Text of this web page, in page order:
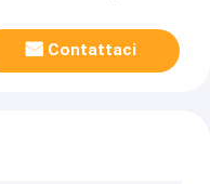
Contattaci